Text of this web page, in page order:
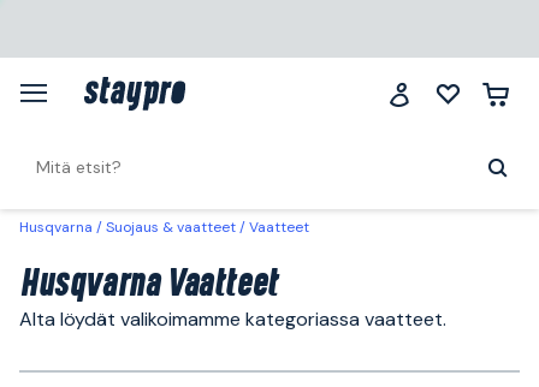
Husqvarna Suojaus & vaatteet Vaatteet
Husqvarna Vaatteet
Alta löydät valikoimamme kategoriassa vaatteet.